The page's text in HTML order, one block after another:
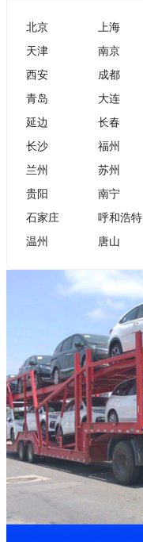
北京 上海
天津
南京
西安
成都
青岛
大连
延边
长春
长沙
福州
兰州
苏州
贵阳
南宁
石家庄
呼和浩特
温州
唐山